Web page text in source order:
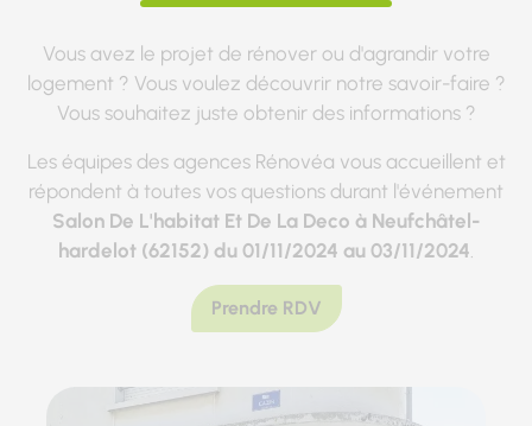
Vous avez le projet de rénover ou d'agrandir votre
logement ? Vous voulez découvrir notre savoir-faire ?
Vous souhaitez juste obtenir des informations ?
Les équipes des agences Rénovéa vous accueillent et
répondent à toutes vos questions durant l'événement
Salon De L'habitat Et De La Deco à Neufchâtel-
hardelot (62152) du 01/11/2024 au 03/11/2024
Prendre RDV